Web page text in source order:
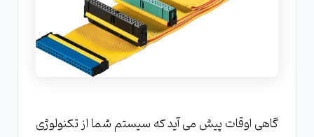
گاهی اوقات پیش می آید که سیستم شما از تکنولوژی